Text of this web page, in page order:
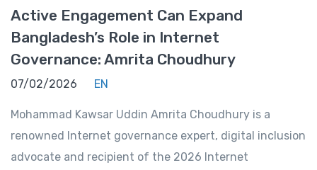
Active Engagement Can Expand
Bangladesh’s Role in Internet
Governance: Amrita Choudhury
07/02/2026 EN
Mohammad Kawsar Uddin Amrita Choudhury is a
renowned Internet governance expert, digital inclusion
advocate and recipient of the 2026 Internet